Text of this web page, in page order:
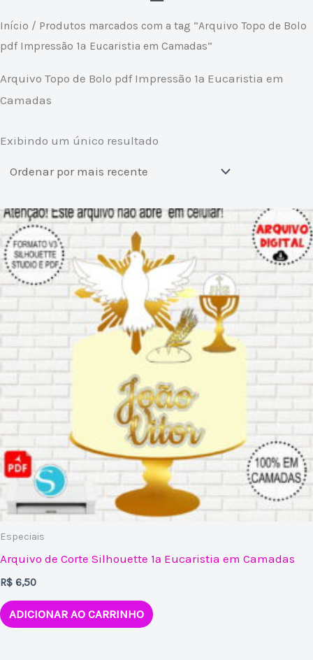
Início / Produtos marcados com a tag “Arquivo Topo de Bolo
pdf Impressão 1ª Eucaristia em Camadas”
Arquivo Topo de Bolo pdf Impressão 1ª Eucaristia em
Camadas
Exibindo um único resultado
Especiais
Arquivo de Corte Silhouette 1ª Eucaristia em Camadas
R$ 6,50
ADICIONAR AO CARRINHO